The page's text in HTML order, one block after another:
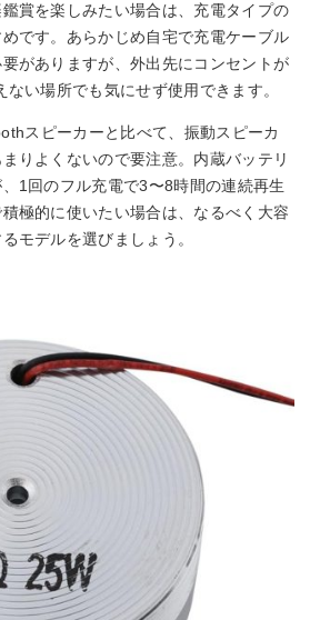
賞を楽しみたい場合は、充電タイプの
です。あらかじめ自宅で充電ケーブル
がありますが、外出先にコンセントが
い場所でも気にせず使用できます。
スピーカーと比べて、振動スピーカ
りよくないので要注意。内蔵バッテリ
1回のフル充電で3〜8時間の連続再生
極的に使いたい場合は、なるべく大容
モデルを選びましょう。